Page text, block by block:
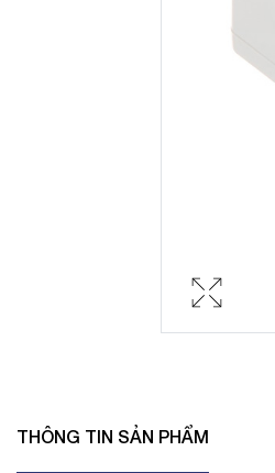
THÔNG TIN SẢN PHẨM